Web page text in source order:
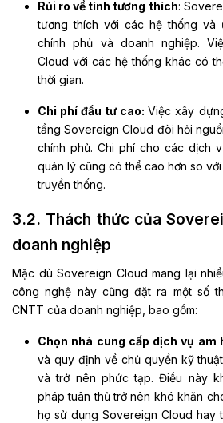
Rủi ro về tính tương thích:
tương thích với các hệ thống và
chính phủ và doanh nghiệp.
Cloud với các hệ thống khác có
thời gian.
Chi phí đầu tư cao:Việc xây
tầng Sovereign Cloud đòi hỏi
chính phủ. Chi phí cho các dịch
quản lý cũng có thể cao hơn so
truyền thống.
3.2. Thách thức của
doanh nghiệp
Mặc dù Sovereign Cloud mang lại
công nghệ này cũng đặt ra một số
CNTT của doanh nghiệp, bao gồm:
Chọn nhà cung cấp dịch vụ am
và quy định về chủ quyền kỹ
và trở nên phức tạp. Điều này
pháp tuân thủ trở nên khó khăn
họ sử dụng Sovereign Cloud hay